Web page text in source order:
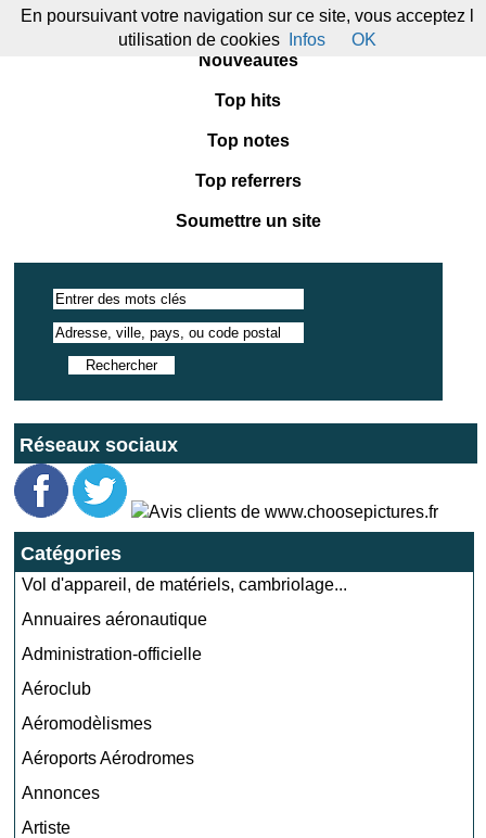
Annuaire
Nouveautés
Top hits
Top notes
Top referrers
Soumettre un site
Réseaux sociaux
Catégories
Vol d'appareil, de matériels, cambriolage...
Annuaires aéronautique
Administration-officielle
Aéroclub
Aéromodèlismes
Aéroports Aérodromes
Annonces
Artiste
En poursuivant votre navigation sur ce site, vous acceptez l
utilisation de cookies
Infos OK